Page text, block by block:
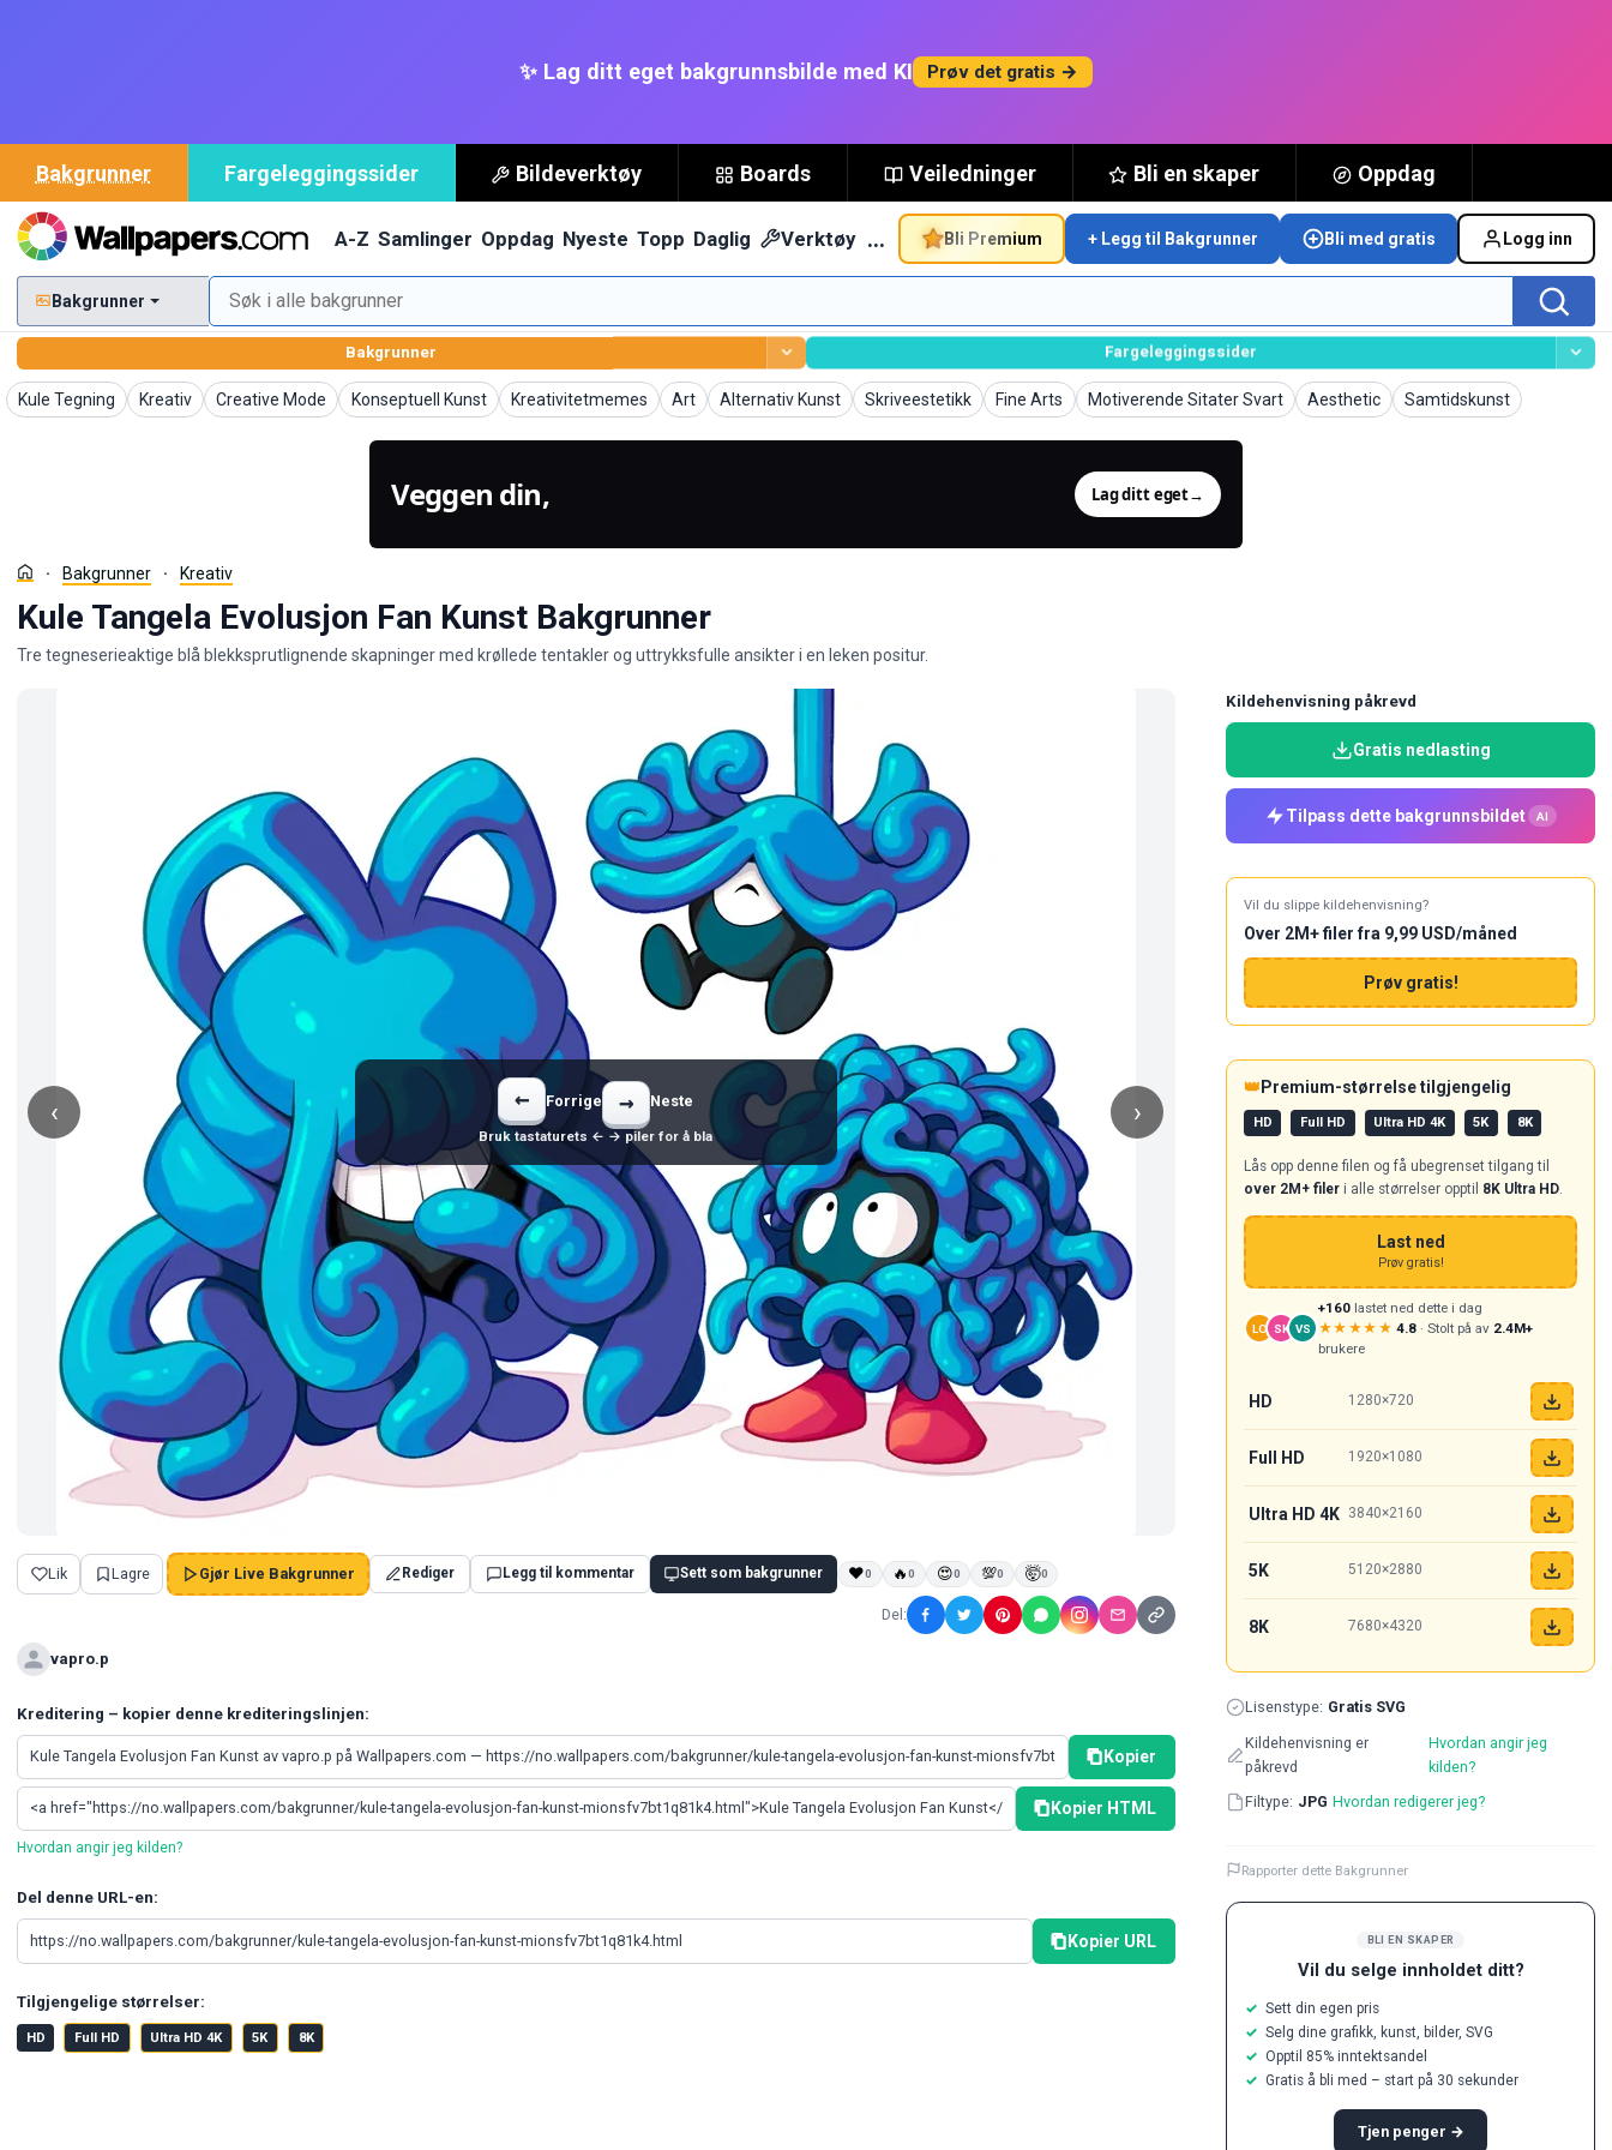
✨ Lag ditt eget bakgrunnsbilde med KI Prøv det gratis →
Bakgrunner Fargeleggingssider Bildeverktøy Boards Veiledninger Bli en skaper Oppdag
A-Z Samlinger Oppdag Nyeste Topp Daglig Verktøy … Bli Premium + Legg til Bakgrunner Bli med gratis Logg inn
Bakgrunner
Bakgrunner Fargeleggingssider
Kule Tegning
Bakgrunner Kreativ
BakgrunnerCreative Mode
Bakgrunner Konseptuell Kunst
Bakgrunner Kreativitetmemes
Bakgrunner Art
BakgrunnerAlternativ Kunst
Bakgrunner Skriveestetikk
Bakgrunner Fine Arts
Bakgrunner Motiverende Sitater Svart
Bakgrunner Aesthetic
Bakgrunner Samtidskunst
Bakgrunner
Veggen din, Lag ditt eget→
Bakgrunner Kreativ
Kule Tangela Evolusjon Fan Kunst Bakgrunner
Tre tegneserieaktige blå blekksprutlignende skapninger med krøllede tentakler og uttrykksfulle ansikter i en leken positur.
‹ ›
← Forrige → Neste
Bruk tastaturets ← → piler for å bla
Lik Lagre Gjør Live Bakgrunner Rediger Legg til kommentar Sett som bakgrunner ❤0 🔥0 😍0 💯0 🤯0
Del:
vapro.p
Kreditering – kopier denne krediteringslinjen:
Kopier
Kopier HTML
Hvordan angir jeg kilden?
Del denne URL-en:
Kopier URL
Tilgjengelige størrelser:
HD Full HD Ultra HD 4K 5K 8K
BLI EN SKAPER
Vil du selge innholdet ditt?
Sett din egen pris
Selg dine grafikk, kunst, bilder, SVG
Opptil 85% inntektsandel
Gratis å bli med – start på 30 sekunder
Tjen penger →
Kildehenvisning påkrevd
Gratis nedlasting
Tilpass dette bakgrunnsbildet AI
Vil du slippe kildehenvisning?
Over 2M+ filer fra 9,99 USD/måned
Prøv gratis!
👑 Premium-størrelse tilgjengelig
HD Full HD Ultra HD 4K 5K 8K
Lås opp denne filen og få ubegrenset tilgang til
over 2M+ filer i alle størrelser opptil 8K Ultra HD
Last ned
Prøv gratis!
LO SK VS
+160 lastet ned dette i dag
★★★★★ 4.8 · Stolt på av 2.4M+
brukere
HD 1280×720
Full HD 1920×1080
Ultra HD 4K 3840×2160
5K 5120×2880
8K 7680×4320
Lisenstype: Gratis SVG
Kildehenvisning er
påkrevd
Hvordan angir jeg
kilden?
Filtype: JPG Hvordan redigerer jeg?
Rapporter dette Bakgrunner